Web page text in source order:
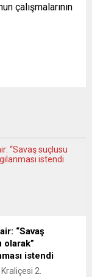
çalışmalarının
“Savaş
olarak”
istendi
2.